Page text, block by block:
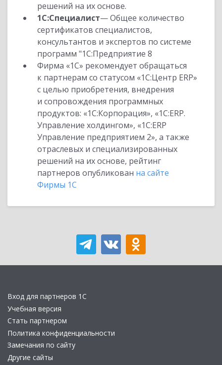
решений на их основе.
1С:Специалист— Общее количество
сертификатов специалистов,
консультантов и экспертов по системе
программ "1С:Предприятие 8
Фирма «1С» рекомендует обращаться
к партнерам со статусом «1С:Центр ERP»
с целью приобретения, внедрения
и сопровождения программных
продуктов: «1С:Корпорация», «1С:ERP.
Управление холдингом», «1С:ERP
Управление предприятием 2», а также
отраслевых и специализированных
решений на их основе, рейтинг
партнеров опубликован на сайте
Фирмы 1С
Вход для партнеров 1С
Учебная версия
Стать партнером
Политика конфиденциальности
Замечания по сайту
Другие сайты